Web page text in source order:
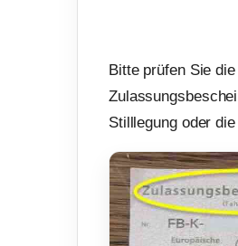
Bitte prüfen Sie
Stilllegung oder